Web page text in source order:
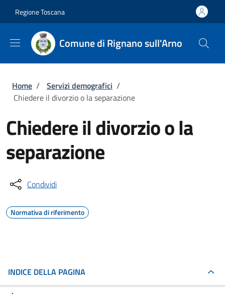
Regione Toscana
Comune di Rignano sull'Arno
Briciole di pane
Home / Servizi demografici /
Chiedere il divorzio o la separazione
Chiedere il divorzio o la
separazione
Condividi
Normativa di riferimento
INDICE DELLA PAGINA